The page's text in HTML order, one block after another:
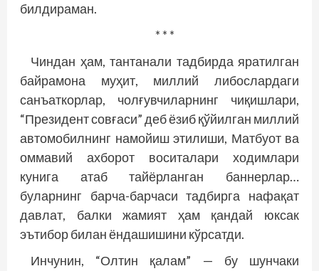
билдираман.
* * *
Чиндан ҳам, тантанали тадбирда яратилган
байрамона муҳит, миллий либослардаги
санъаткорлар, чолғувчиларнинг чиқишлари,
“Президент совғаси” деб ёзиб қўйилган миллий
автомобилнинг намойиш этилиши, Матбуот ва
оммавий ахборот воситалари ходимлари
кунига атаб тайёрланган баннерлар…
буларнинг барча-барчаси тадбирга нафақат
давлат, балки жамият ҳам қандай юксак
эътибор билан ёндашишини кўрсатди.
Инчунин, “Олтин қалам” — бу шунчаки